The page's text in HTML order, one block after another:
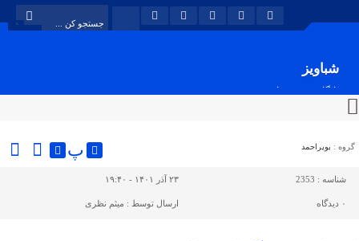
شباویز
پایگاه خبری شباویز
گروه : بویراحمد پ
شناسه : 2353 ۲۳ آذر ۱۴۰۱ - ۱۹:۴۰
۰ دیدگاه ارسال توسط : میثم نظری